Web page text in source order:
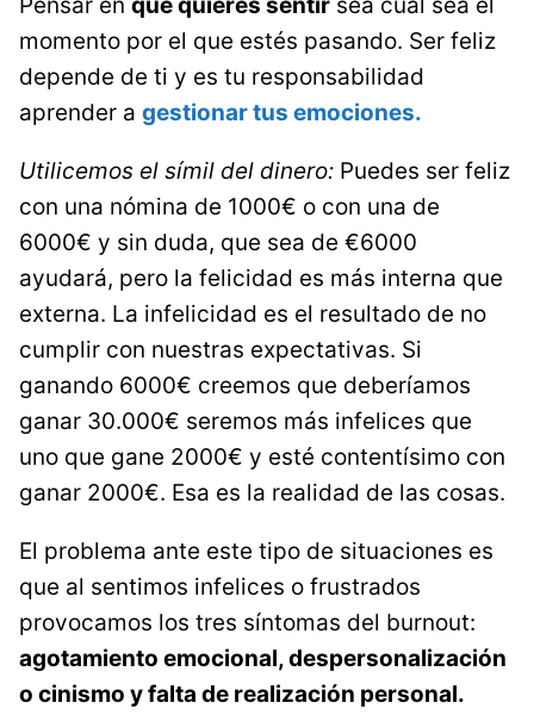
Pensar en qué quieres sentir sea cual sea el
momento por el que estés pasando. Ser feliz
depende de ti y es tu responsabilidad
aprender a gestionar tus emociones.
Utilicemos el símil del dinero: Puedes ser feliz
con una nómina de 1000€ o con una de
6000€ y sin duda, que sea de €6000
ayudará, pero la felicidad es más interna que
externa. La infelicidad es el resultado de no
cumplir con nuestras expectativas. Si
ganando 6000€ creemos que deberíamos
ganar 30.000€ seremos más infelices que
uno que gane 2000€ y esté contentísimo con
ganar 2000€. Esa es la realidad de las cosas.
El problema ante este tipo de situaciones es
que al sentimos infelices o frustrados
provocamos los tres síntomas del burnout:
agotamiento emocional, despersonalización
o cinismo y falta de realización personal.